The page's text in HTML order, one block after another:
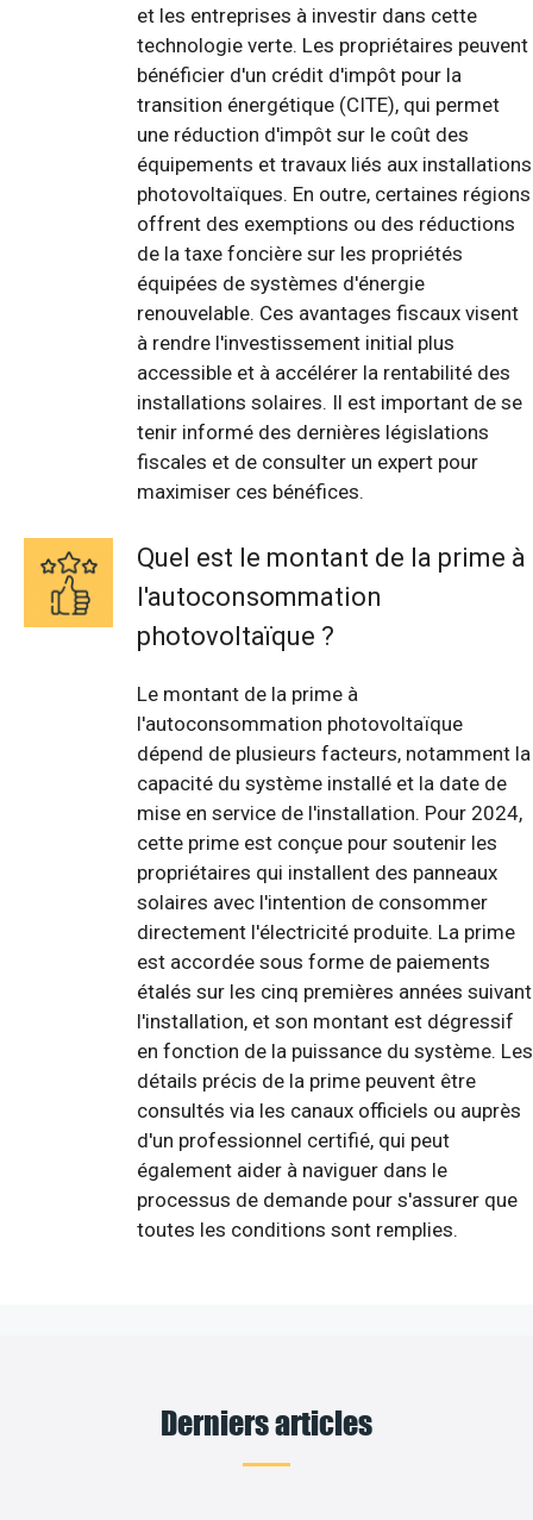
et les entreprises à investir dans cette
technologie verte. Les propriétaires peuvent
bénéficier d'un crédit d'impôt pour la
transition énergétique (CITE), qui permet
une réduction d'impôt sur le coût des
équipements et travaux liés aux installations
photovoltaïques. En outre, certaines régions
offrent des exemptions ou des réductions
de la taxe foncière sur les propriétés
équipées de systèmes d'énergie
renouvelable. Ces avantages fiscaux visent
à rendre l'investissement initial plus
accessible et à accélérer la rentabilité des
installations solaires. Il est important de se
tenir informé des dernières législations
fiscales et de consulter un expert pour
maximiser ces bénéfices.
Quel est le montant de la prime à
l'autoconsommation
photovoltaïque ?
Le montant de la prime à
l'autoconsommation photovoltaïque
dépend de plusieurs facteurs, notamment la
capacité du système installé et la date de
mise en service de l'installation. Pour 2024,
cette prime est conçue pour soutenir les
propriétaires qui installent des panneaux
solaires avec l'intention de consommer
directement l'électricité produite. La prime
est accordée sous forme de paiements
étalés sur les cinq premières années suivant
l'installation, et son montant est dégressif
en fonction de la puissance du système. Les
détails précis de la prime peuvent être
consultés via les canaux officiels ou auprès
d'un professionnel certifié, qui peut
également aider à naviguer dans le
processus de demande pour s'assurer que
toutes les conditions sont remplies.
Derniers articles